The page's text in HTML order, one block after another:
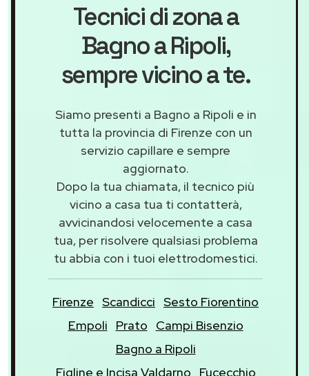
Tecnici di zona a
Bagno a Ripoli,
sempre vicino a te.
Siamo presenti a Bagno a Ripoli e in
tutta la provincia di Firenze con un
servizio capillare e sempre
aggiornato.
Dopo la tua chiamata, il tecnico più
vicino a casa tua ti contatterà,
avvicinandosi velocemente a casa
tua, per risolvere qualsiasi problema
tu abbia con i tuoi elettrodomestici.
Firenze Scandicci Sesto Fiorentino
Empoli
Prato
Campi Bisenzio
Bagno a Ripoli
Figline e Incisa Valdarno
Fucecchio